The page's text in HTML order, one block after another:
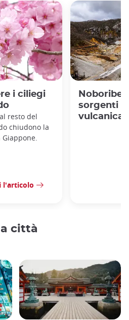
i ciliegi
resto del
chiudono la
l'articolo
sorgenti
vulcanica
città